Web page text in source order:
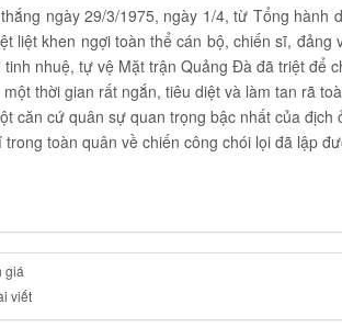
ngày 29/3/1975, ngày 1/4, từ Tổng hành
liệt khen ngợi toàn thể cán bộ, chiến sĩ,
nhuệ, tự vệ Mặt trận Quảng Đà đã triệt để
thời gian rất ngắn, tiêu diệt và làm tan rã
căn cứ quân sự quan trọng bậc nhất của
toàn quân về chiến công chói lọi đã lập
giá
viết